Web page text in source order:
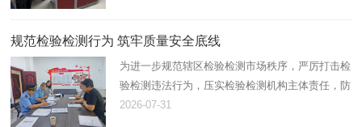
规范检验检测行为 筑牢质量安全底线
为进一步规范辖区检验检测市场秩序，严厉打击检
验检测违法行为，压实检验检测机构主体责任，防
范化解质量安全风险，近日，第一师市场监督管理
2026-07-31